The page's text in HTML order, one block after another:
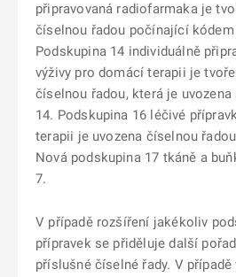
připravovaná radiofarmaka je
číselnou řadou počínající kódem
Podskupina 14 individuálně
výživy pro domácí terapii je
číselnou řadou, která je
14. Podskupina 16 léčivé
terapii je uvozena číselnou
Nová podskupina 17 tkáně a
7.
V případě rozšíření jakékoliv
přípravek se přiděluje další
příslušné číselné řady. V